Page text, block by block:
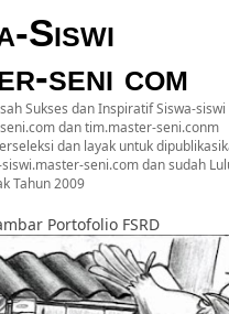
Siswi
seni com
Sukses dan Inspiratif Siswa-siswi
dan tim.master-seni.conm
dan layak untuk
seni.com dan sudah
Tahun 2009
Portofolio FSRD